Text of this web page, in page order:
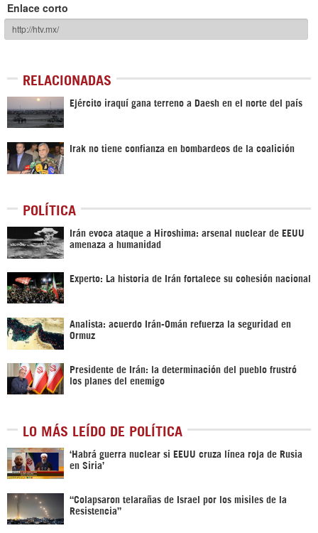
Enlace corto
RELACIONADAS
Ejército iraquí gana terreno a Daesh en el norte del país
Irak no tiene confianza en bombardeos de la coalición
POLÍTICA
Irán evoca ataque a Hiroshima: arsenal nuclear de EEUU
amenaza a humanidad
Experto: La historia de Irán fortalece su cohesión nacional
Analista: acuerdo Irán-Omán refuerza la seguridad en
Ormuz
Presidente de Irán: la determinación del pueblo frustró
los planes del enemigo
LO MÁS LEÍDO DE POLÍTICA
‎‘Habrá guerra nuclear si EEUU cruza línea roja de Rusia
en Siria’‎
“Colapsaron telarañas de Israel por los misiles de la
Resistencia”